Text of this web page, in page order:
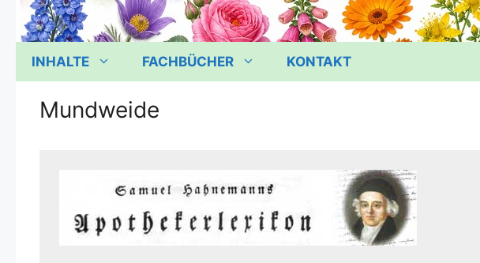
INHALTE FACHBÜCHER KONTAKT
Mundweide